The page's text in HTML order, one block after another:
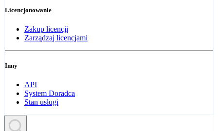
Licencjonowanie
Zakup licencji
Zarządzaj licencjami
Inny
API
System Doradca
Stan usługi